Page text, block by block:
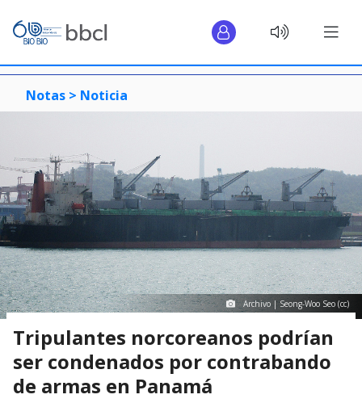
Notas > Noticia
Archivo | Seong-Woo Seo (cc)
Tripulantes norcoreanos podrían
ser condenados por contrabando
de armas en Panamá